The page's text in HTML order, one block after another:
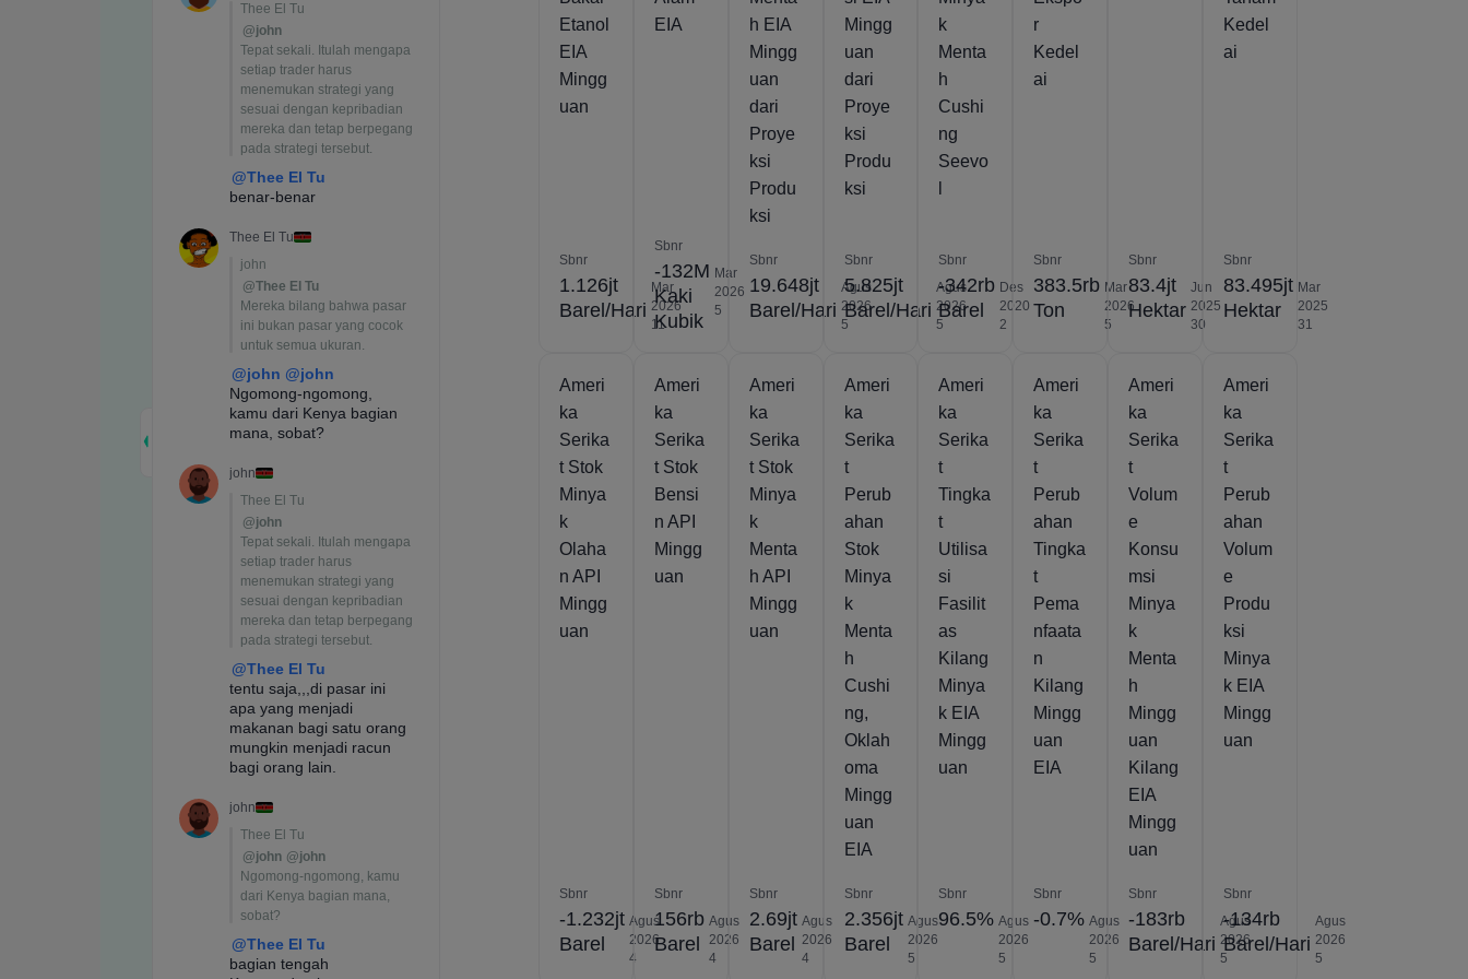
Etanol
EIA
Mingg
uan
Sbnr
1.126jt
Barel/Hari
Mar
2026
11
EIA
Sbnr
-132M
Kaki
Kubik
Mar
2026
5
h EIA
Mingg
uan
dari
Proye
ksi
Produ
ksi
Sbnr
19.648jt
Barel/Hari
Agus
2026
5
Mingg
uan
dari
Proye
ksi
Produ
ksi
Sbnr
5.825jt
Barel/Hari
Agus
2026
5
k
Menta
h
Cushi
ng
Seevo
Sbnr
-342rb
Barel
Des
2020
2
r
Kedel
ai
Sbnr
383.5rb
Ton
Mar
2026
5
Sbnr
83.4jt
Hektar
Jun
2025
30
Kedel
ai
Sbnr
83.495jt
Hektar
Mar
2025
31
Ameri
ka
Serika
t Stok
Minya
k
Olaha
n API
Mingg
uan
Sbnr
-1.232jt
Barel
Agus
2026
4
Ameri
ka
Serika
t Stok
Bensi
n API
Mingg
uan
Sbnr
156rb
Barel
Agus
2026
4
Ameri
ka
Serika
t Stok
Minya
k
Menta
h API
Mingg
uan
Sbnr
2.69jt
Barel
Agus
2026
4
Ameri
ka
Serika
t
Perub
ahan
Stok
Minya
k
Menta
h
Cushi
ng,
Oklah
oma
Mingg
uan
EIA
Sbnr
2.356jt
Barel
Agus
2026
5
Ameri
ka
Serika
t
Tingka
t
Utilisa
si
Fasilit
as
Kilang
Minya
k EIA
Mingg
uan
Sbnr
96.5% Agus
2026
5
Ameri
ka
Serika
t
Perub
ahan
Tingka
t
Pema
nfaata
n
Kilang
Mingg
uan
EIA
Sbnr
-0.7% Agus
2026
5
Ameri
ka
Serika
t
Volum
e
Konsu
msi
Minya
k
Menta
h
Mingg
uan
Kilang
EIA
Mingg
uan
Sbnr
-183rb
Barel/Hari
Agus
2026
5
Ameri
ka
Serika
t
Perub
ahan
Volum
e
Produ
ksi
Minya
k EIA
Mingg
uan
Sbnr
-134rb
Barel/Hari
Agus
2026
5